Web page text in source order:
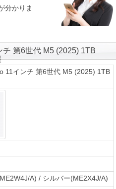
分かりま
第6世代 M5 (2025) 1TB
11インチ 第6世代 M5 (2025) 1TB
A) / シルバー(ME2X4J/A)